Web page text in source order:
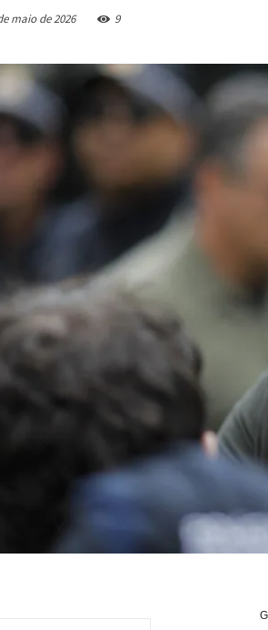
maio de 2026 9